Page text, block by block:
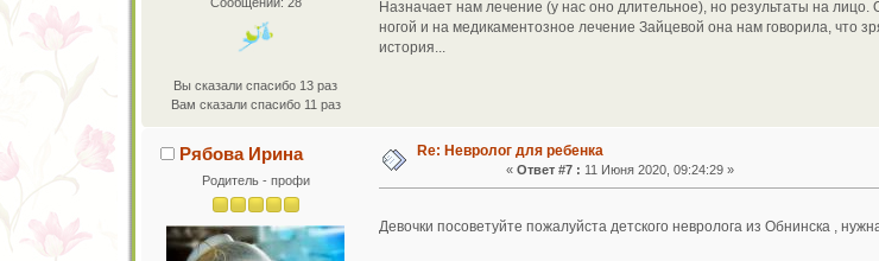
Вы сказали спасибо 13 раз
Вам сказали спасибо 11 раз
Назначает нам лечение (у нас оно длительное), но результаты на
ногой и на медикаментозное лечение Зайцевой она нам говорила, что
история...
Рябова Ирина
Родитель - профи
Re: Невролог для ребенка
«Ответ #7 : 11 Июня 2020, 09:24:29 »
Девочки посоветуйте пожалуйста детского невролога из Обнинска ,